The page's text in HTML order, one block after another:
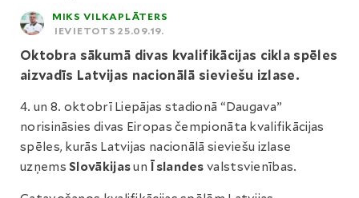
MIKS VILKAPLĀTERS
IEVIETOTS 25.09.19.
Oktobra sākumā divas kvalifikācijas cikla spēles
aizvadīs Latvijas nacionālā sieviešu izlase.
4. un 8. oktobrī Liepājas stadionā “Daugava”
norisināsies divas Eiropas čempionāta kvalifikācijas
spēles, kurās Latvijas nacionālā sieviešu izlase
uzņemsSlovākijasun Īslandesvalstsvienības.